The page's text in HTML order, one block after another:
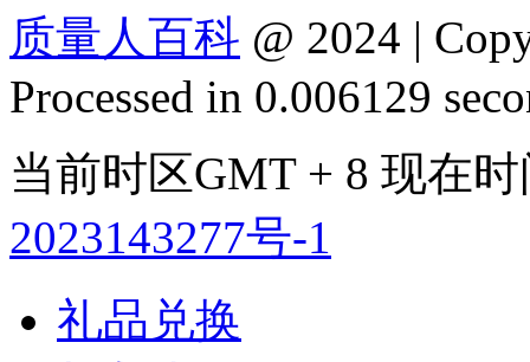
质量人百科 @ 2024 |
Processed in 0.006129
当前时区GMT + 8 现在
2023143277号-1
礼品兑换